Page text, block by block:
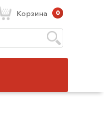
Корзина 0